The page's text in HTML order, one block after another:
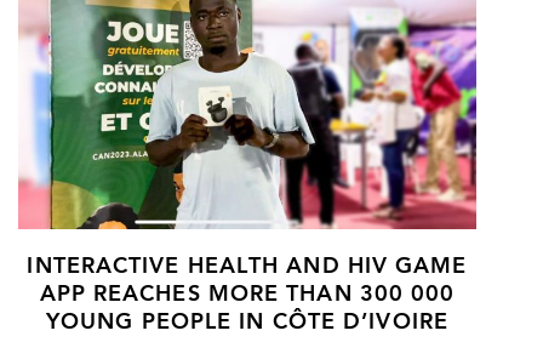
INTERACTIVE HEALTH AND HIV GAME
APP REACHES MORE THAN 300 000
YOUNG PEOPLE IN CÔTE D’IVOIRE